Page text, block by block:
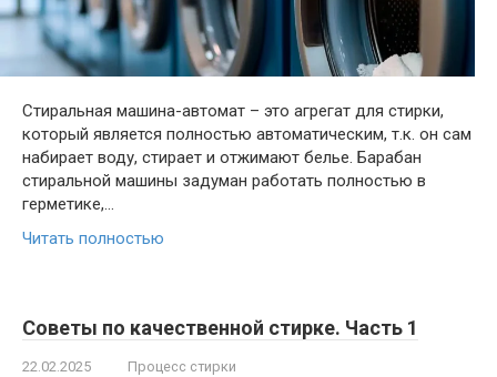
Стиральная машина-автомат – это агрегат для стирки,
который является полностью автоматическим, т.к. он сам
набирает воду, стирает и отжимают белье. Барабан
стиральной машины задуман работать полностью в
герметике,…
Читать полностью
Советы по качественной стирке. Часть 1
22.02.2025 Процесс стирки